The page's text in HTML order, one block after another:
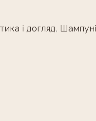
і догляд, Шампуні